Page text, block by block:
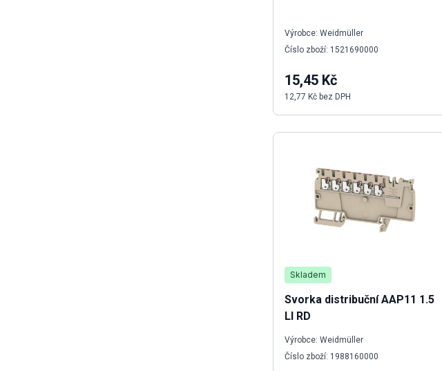
Výrobce: Weidmüller
Číslo zboží: 1521690000
15,45 Kč
12,77 Kč bez DPH
Skladem
Svorka distribuční AAP11 1.5
LI RD
Výrobce: Weidmüller
Číslo zboží: 1988160000